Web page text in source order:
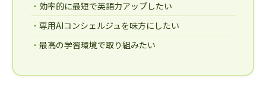
効率的に最短で英語力アップしたい
専用AIコンシェルジュを味方にしたい
最高の学習環境で取り組みたい